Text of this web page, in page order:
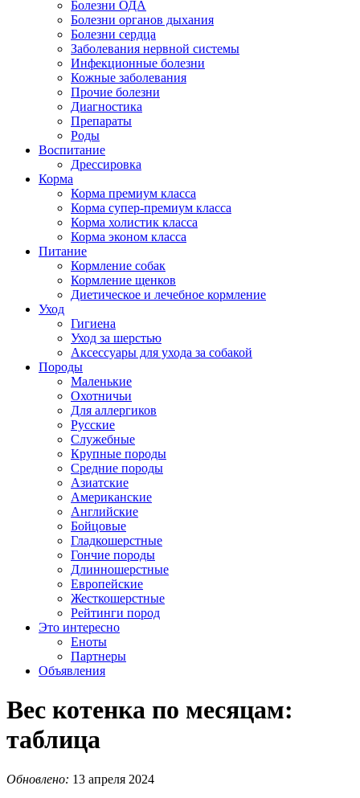
Болезни ОДА
Болезни органов дыхания
Болезни сердца
Заболевания нервной системы
Инфекционные болезни
Кожные заболевания
Прочие болезни
Диагностика
Препараты
Роды
Воспитание
Дрессировка
Корма
Корма премиум класса
Корма супер-премиум класса
Корма холистик класса
Корма эконом класса
Питание
Кормление собак
Кормление щенков
Диетическое и лечебное кормление
Уход
Гигиена
Уход за шерстью
Аксессуары для ухода за собакой
Породы
Маленькие
Охотничьи
Для аллергиков
Русские
Служебные
Крупные породы
Средние породы
Азиатские
Американские
Английские
Бойцовые
Гладкошерстные
Гончие породы
Длинношерстные
Европейские
Жесткошерстные
Рейтинги пород
Это интересно
Еноты
Партнеры
Объявления
Вес котенка по месяцам:
таблица
Обновлено: 13 апреля 2024